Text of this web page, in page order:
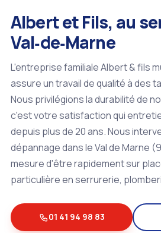
Albert et Fils, au
Val‑de‑Marne
L'entreprise familiale Albert & fils
assure un travail de qualité à des
Nous privilégions la durabilité de
c'est votre satisfaction qui
depuis plus de 20 ans. Nous
dépannage dans le Val de Marne
mesure d'être rapidement sur
particulière en serrurerie,
01 41 94 98 83